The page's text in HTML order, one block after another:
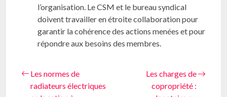
l’organisation. Le CSM et le bureau syndical
doivent travailler en étroite collaboration pour
garantir la cohérence des actions menées et pour
répondre aux besoins des membres.
Les normes de
radiateurs électriques
Les charges de
copropriété :